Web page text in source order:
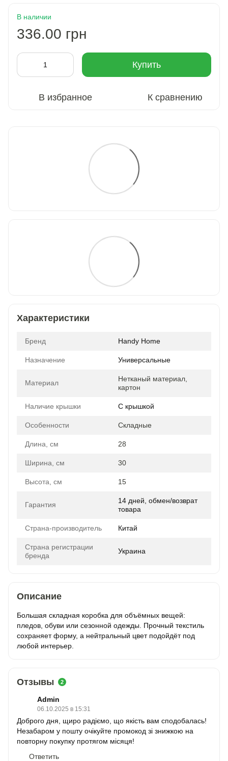
В наличии
336.00 грн
Купить
В избранное К сравнению
Характеристики
Бренд Handy Home
Назначение Универсальные
Материал
Нетканый материал,
картон
Наличие крышки С крышкой
Особенности Складные
Длина, см 28
Ширина, см 30
Высота, см 15
Гарантия
14 дней, обмен/возврат
товара
Страна-производитель Китай
Страна регистрации
бренда
Украина
Описание
Большая складная коробка для объёмных вещей:
пледов, обуви или сезонной одежды. Прочный текстиль
сохраняет форму, а нейтральный цвет подойдёт под
любой интерьер.
Отзывы 2
Admin
06.10.2025 в 15:31
Доброго дня, щиро радіємо, що якість вам сподобалась!
Незабаром у пошту очікуйте промокод зі знижкою на
повторну покупку протягом місяця!
Ответить